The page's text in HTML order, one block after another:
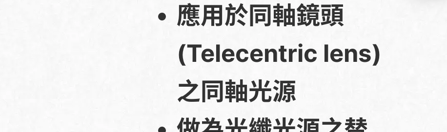
應用於同軸鏡頭
(Telecentric lens)
之同軸光源